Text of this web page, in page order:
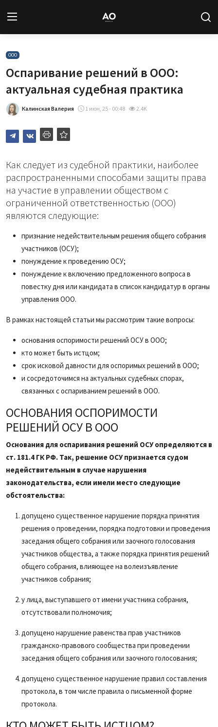
Новости
Статьи
Авторы
База знаний
Подписка
ООО
Оспаривание решений в ООО:
актуальная судебная практика
Калинская Валерия 1 июн, 25 - 00:48 2.4K
Как следует из судебной практики, наиболее
распространенными способами защиты права
на участие в управлении обществом с
ограниченной ответственностью (ООО)
являются следующие:
признание недействительным решения общего собрания
участников (ОСУ);
понуждение к проведению ОСУ;
понуждение к включению предложенного вопроса в
повестку дня или кандидата в список кандидатур в органы
управления ООО.
В рамках настоящей статьи мы рассмотрим такие вопросы:
основания оспоримости решений ОСУ в ООО;
кто может быть истцом;
срок исковой давности для оспоримых решений в ООО;
и сосредоточимся на актуальных судебных спорах,
связанных с оспариванием решений в ООО.
ОСНОВАНИЯ ОСПОРИМОСТИ
РЕШЕНИЙ ОСУ В ООО
Основания для оспаривания решений ОСУ определяются в
ст. 181.4 ГК РФ. Так, решение ОСУ признается судом
недействительным в случае нарушения
законодательства, если имели место следующие
обстоятельства:
допущено существенное нарушение порядка принятия
решения о проведении, порядка подготовки и проведения
заседания общего собрания или заочного голосования
участников общества, а также порядка принятия решений
общего собрания, влияющее на волеизъявление
участников собрания;
у лица, выступавшего от имени участника собрания,
отсутствовали полномочия;
допущено нарушение равенства прав участников
гражданско-правового сообщества при проведении
заседания общего собрания или заочного голосования;
допущено существенное нарушение правил составления
протокола, в том числе правила о письменной форме
протокола.